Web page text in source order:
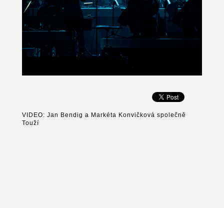
VIDEO: Jan Bendig a Markéta Konvičková společně
Touží